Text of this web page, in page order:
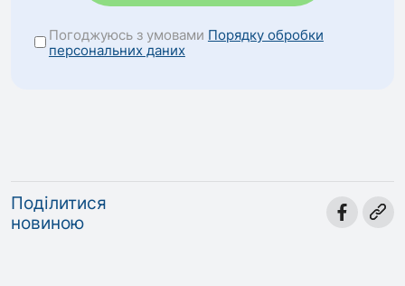
Погоджуюсь з умовами Порядку обробки
персональних даних
Поділитися
новиною